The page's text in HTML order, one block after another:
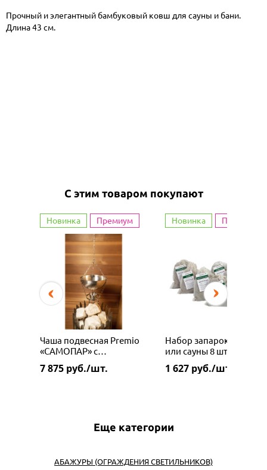
Прочный и элегантный бамбуковый ковш для сауны и бани.
Длина 43 см.
С этим товаром покупают
Новинка Премиум
Чаша подвесная Premio
«САМОПАР» c
автоматической подачей
воды
7 875 руб./шт.
Новинка Премиум
Набор запарок для
или сауны 8 штук
1 627 руб./шт.
Еще категории
АБАЖУРЫ (ОГРАЖДЕНИЯ СВЕТИЛЬНИКОВ)